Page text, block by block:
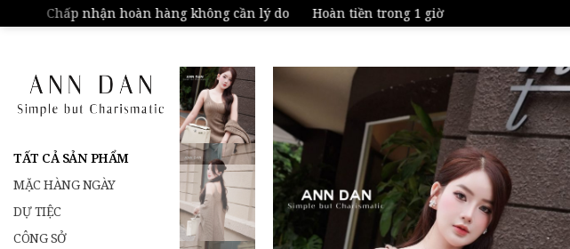
Chấp nhận hoàn hàng không cần lý do Hoàn tiền trong 1 giờ
TẤT CẢ SẢN PHẨM
MẶC HÀNG NGÀY
DỰ TIỆC
CÔNG SỞ